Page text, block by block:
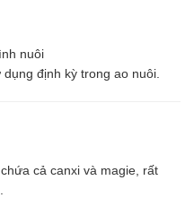
nuôi
định kỳ trong ao nuôi.
cả canxi và magie, rất